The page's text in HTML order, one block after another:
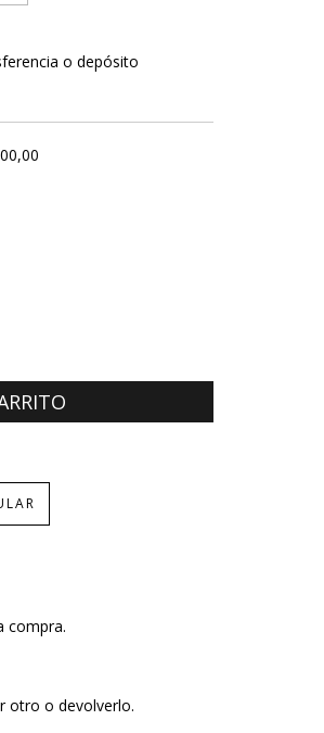
o depósito
compra.
otro o devolverlo.